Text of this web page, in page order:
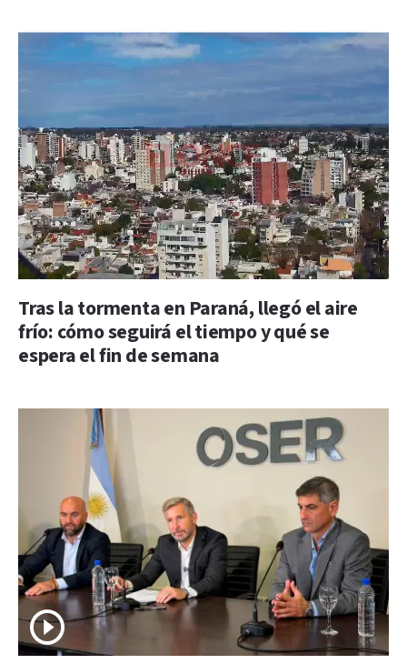
Tras la tormenta en Paraná, llegó el aire
frío: cómo seguirá el tiempo y qué se
espera el fin de semana